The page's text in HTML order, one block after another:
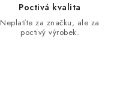
Poctivá kvalita
Neplatíte za značku, ale za
poctivý výrobek.